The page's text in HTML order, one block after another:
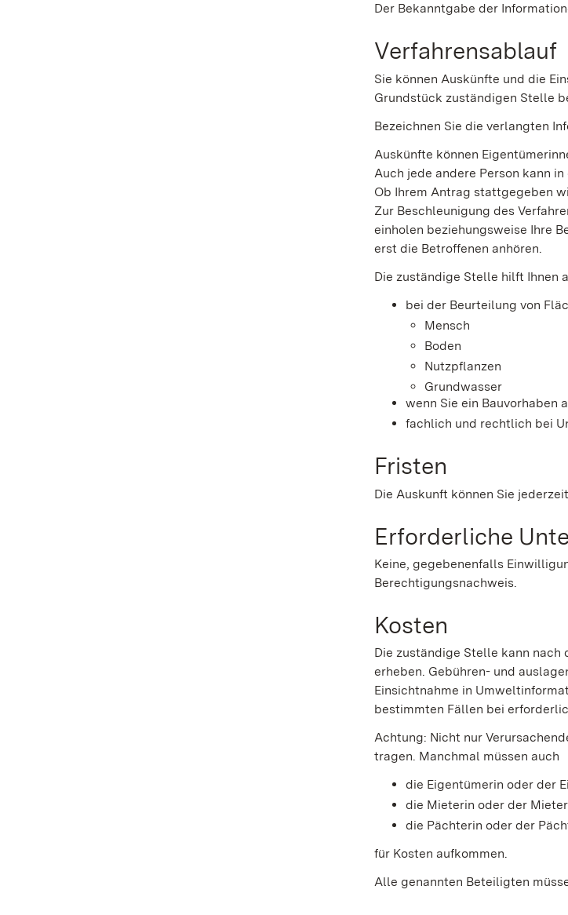
Der Bekanntgabe der
Verfahrensablauf
Sie können Auskünfte und die
Grundstück zuständigen Stelle
Bezeichnen Sie die verlangten
Auskünfte können
Auch jede andere Person kann
Ob Ihrem Antrag stattgegeben
Zur Beschleunigung des
einholen beziehungsweise Ihre
erst die Betroffenen anhören.
Die zuständige Stelle hilft Ihnen
bei der Beurteilung von
Mensch
Boden
Nutzpflanzen
Grundwasser
wenn Sie ein Bauvorhaben
fachlich und rechtlich bei
Fristen
Die Auskunft können Sie
Erforderliche
Keine, gegebenenfalls
Berechtigungsnachweis.
Kosten
Die zuständige Stelle kann nach
erheben. Gebühren- und
Einsichtnahme in
bestimmten Fällen bei
Achtung: Nicht nur
tragen. Manchmal müssen auch
die Eigentümerin oder der
die Mieterin oder der
die Pächterin oder der
für Kosten aufkommen.
Alle genannten Beteiligten